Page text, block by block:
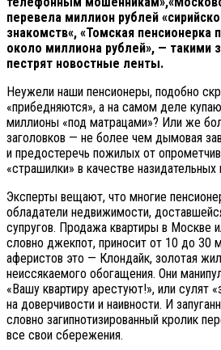
перевела миллион рублей
знакомств«, «Томская
около миллиона рублей», — такими
пестрят новостные ленты.
Неужели наши пенсионеры, подобно
«прибедняются», а на самом деле
миллионы «под матрацами»? Или же
заголовков — не более чем дымовая
и предостеречь пожилых от
«страшилки» в качестве
Эксперты вещают, что многие
обладатели недвижимости,
супругов. Продажа квартиры в Москве
словно джекпот, приносит от 10 до 30
аферистов это — Клондайк, золотая
неиссякаемого обогащения. Они
«Вашу квартиру арестуют!», или сулят
на доверчивости и наивности. И
словно загипнотизированный кролик
все свои сбережения.